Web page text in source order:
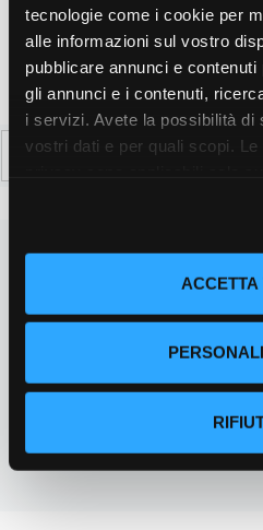
tecnologie come i cookie per
alle informazioni sul vostro
pubblicare annunci e
gli annunci e i contenuti,
i servizi. Avete la possibilità di
vostri dati e per quali scopi.
modificare o revocare il
momento dalla Dichiarazione
sull'icona di attivazione della
Con il tuo consenso, vorremmo
raccogliere
geografica, con
ACCETTA
Ricerca